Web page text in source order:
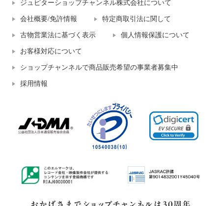
ジュピターショップチャンネル株式会社について
会社概要/免許情報 特定商取引法に関して
古物営業法に基づく表示 個人情報保護について
お客様対応について
ショップチャンネルで商品販売希望の事業者募集中
採用情報